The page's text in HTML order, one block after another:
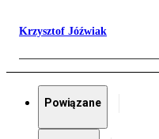
Krzysztof Jóźwiak
Powiązane